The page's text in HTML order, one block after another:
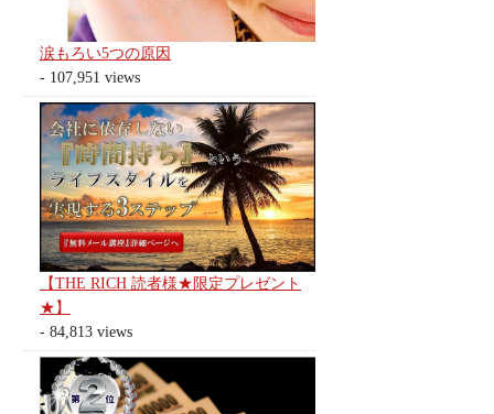
涙もろい5つの原因
- 107,951 views
【THE RICH 読者様★限定プレゼント
★】
- 84,813 views